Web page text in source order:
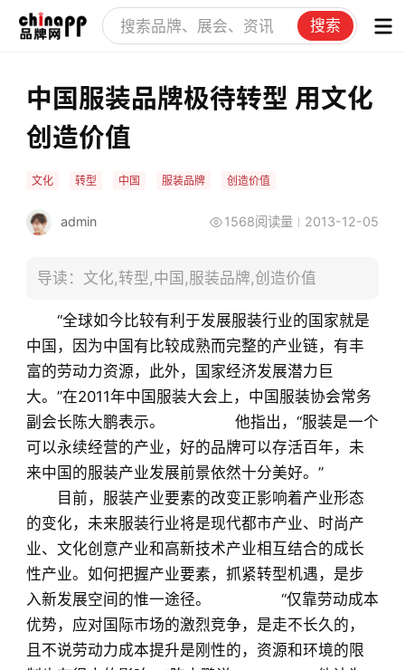
搜索
中国服装品牌极待转型 用文化
创造价值
文化 转型 中国 服装品牌 创造价值
admin 1568阅读量 2013-12-05
导读：文化,转型,中国,服装品牌,创造价值
“全球如今比较有利于发展服装行业的国家就是
中国，因为中国有比较成熟而完整的产业链，有丰
富的劳动力资源，此外，国家经济发展潜力巨
大。”在2011年中国服装大会上，中国服装协会常务
副会长陈大鹏表示。 他指出，“服装是一个
可以永续经营的产业，好的品牌可以存活百年，未
来中国的服装产业发展前景依然十分美好。”
目前，服装产业要素的改变正影响着产业形态
的变化，未来服装行业将是现代都市产业、时尚产
业、文化创意产业和高新技术产业相互结合的成长
性产业。如何把握产业要素，抓紧转型机遇，是步
入新发展空间的惟一途径。 “仅靠劳动成本
优势，应对国际市场的激烈竞争，是走不长久的，
且不说劳动力成本提升是刚性的，资源和环境的限